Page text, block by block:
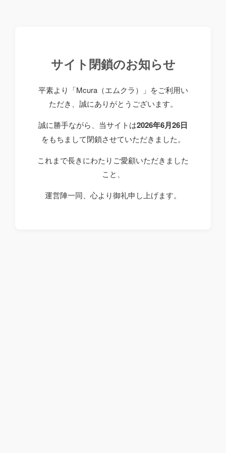
サイト閉鎖のお知らせ
平素より「Mcura（エムクラ）」をご利用い
ただき、誠にありがとうございます。
誠に勝手ながら、当サイトは2026年6月26日
をもちまして閉鎖させていただきました。
これまで長きにわたりご愛顧いただきました
こと、
運営陣一同、心より御礼申し上げます。